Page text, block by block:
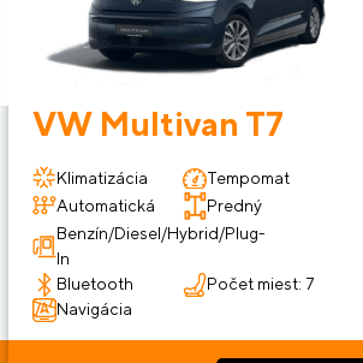
VW Multivan T7
Klimatizácia
Tempomat
Automatická
Predný
Benzín/Diesel/Hybrid/Plug-
In
Bluetooth
Počet miest: 7
Navigácia